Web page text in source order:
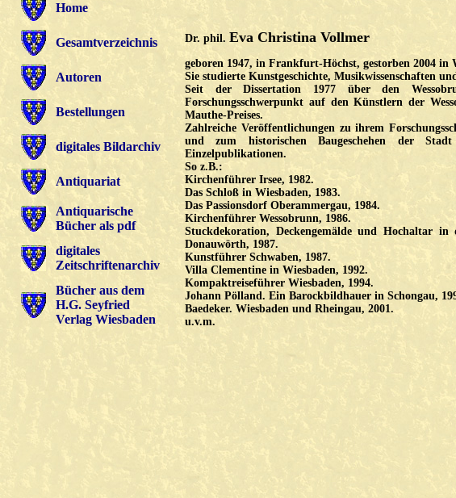
Home
Gesamtverzeichnis
Autoren
Bestellungen
digitales Bildarchiv
Antiquariat
Antiquarische
Bücher als pdf
digitales
Zeitschriftenarchiv
Bücher aus dem
H.G. Seyfried
Verlag Wiesbaden
Dr. phil. Eva Christina Vollmer
geboren 1947, in Frankfurt-Höchst, gestorben 2004 in
Sie studierte Kunstgeschichte, Musikwissenschaften
Seit der Dissertation 1977 über den
Forschungsschwerpunkt auf den Künstlern der
Mauthe-Preises.
Zahlreiche Veröffentlichungen zu ihrem
und zum historischen Baugeschehen der
Einzelpublikationen.
So z.B.:
Kirchenführer Irsee, 1982.
Das Schloß in Wiesbaden, 1983.
Das Passionsdorf Oberammergau, 1984.
Kirchenführer Wessobrunn, 1986.
Stuckdekoration, Deckengemälde und Hochaltar
Donauwörth, 1987.
Kunstführer Schwaben, 1987.
Villa Clementine in Wiesbaden, 1992.
Kompaktreiseführer Wiesbaden, 1994.
Johann Pölland. Ein Barockbildhauer in Schongau,
Baedeker. Wiesbaden und Rheingau, 2001.
u.v.m.